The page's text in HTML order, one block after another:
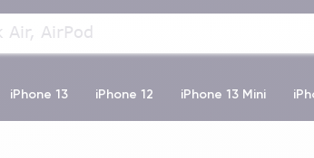
iPhone 13 iPhone 12 iPhone 13 Mini